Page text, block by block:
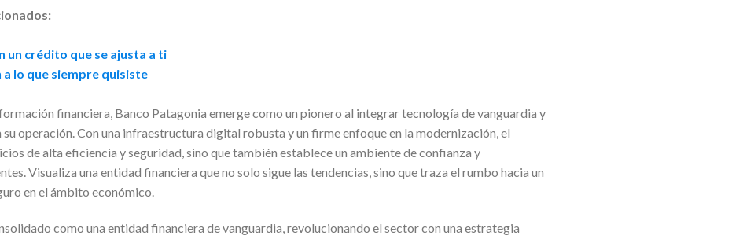
un crédito que se ajusta a ti
lo que siempre quisiste
financiera, Banco Patagonia emerge como un pionero al integrar tecnología de vanguardia y
operación. Con una infraestructura digital robusta y un firme enfoque en la modernización, el
de alta eficiencia y seguridad, sino que también establece un ambiente de confianza y
Visualiza una entidad financiera que no solo sigue las tendencias, sino que traza el rumbo hacia un
en el ámbito económico.
como una entidad financiera de vanguardia, revolucionando el sector con una estrategia